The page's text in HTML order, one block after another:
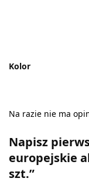
Kolor
Na razie nie ma
Napisz
europejskie
szt.”